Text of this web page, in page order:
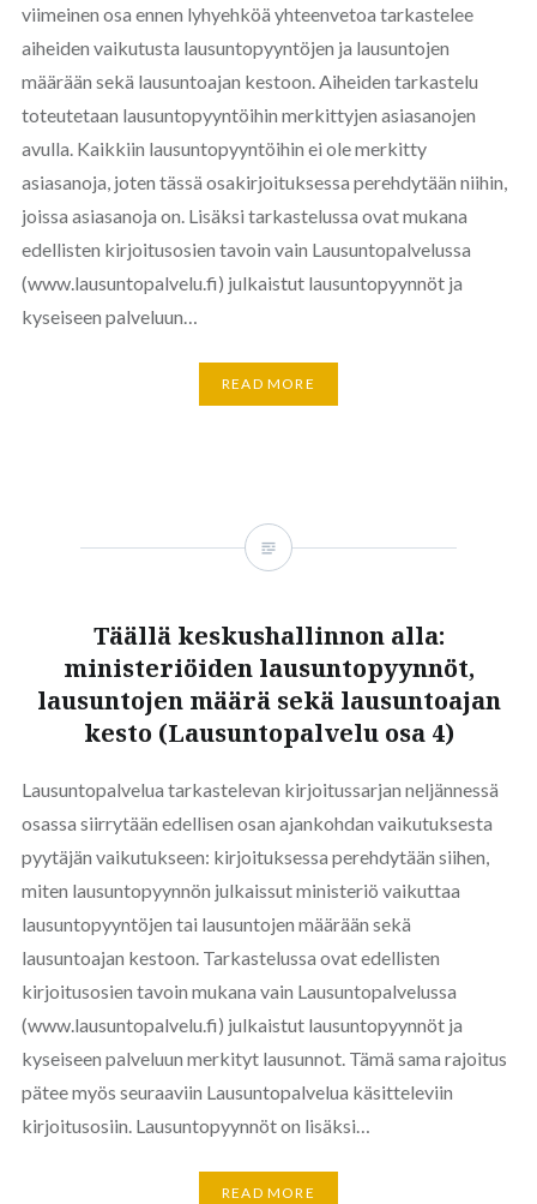
viimeinen osa ennen lyhyehköä yhteenvetoa tarkastelee
aiheiden vaikutusta lausuntopyyntöjen ja lausuntojen
määrään sekä lausuntoajan kestoon. Aiheiden tarkastelu
toteutetaan lausuntopyyntöihin merkittyjen asiasanojen
avulla. Kaikkiin lausuntopyyntöihin ei ole merkitty
asiasanoja, joten tässä osakirjoituksessa perehdytään niihin,
joissa asiasanoja on. Lisäksi tarkastelussa ovat mukana
edellisten kirjoitusosien tavoin vain Lausuntopalvelussa
(www.lausuntopalvelu.fi) julkaistut lausuntopyynnöt ja
kyseiseen palveluun…
READ MORE
Täällä keskushallinnon alla:
ministeriöiden lausuntopyynnöt,
lausuntojen määrä sekä lausuntoajan
kesto (Lausuntopalvelu osa 4)
Lausuntopalvelua tarkastelevan kirjoitussarjan neljännessä
osassa siirrytään edellisen osan ajankohdan vaikutuksesta
pyytäjän vaikutukseen: kirjoituksessa perehdytään siihen,
miten lausuntopyynnön julkaissut ministeriö vaikuttaa
lausuntopyyntöjen tai lausuntojen määrään sekä
lausuntoajan kestoon. Tarkastelussa ovat edellisten
kirjoitusosien tavoin mukana vain Lausuntopalvelussa
(www.lausuntopalvelu.fi) julkaistut lausuntopyynnöt ja
kyseiseen palveluun merkityt lausunnot. Tämä sama rajoitus
pätee myös seuraaviin Lausuntopalvelua käsitteleviin
kirjoitusosiin. Lausuntopyynnöt on lisäksi…
READ MORE